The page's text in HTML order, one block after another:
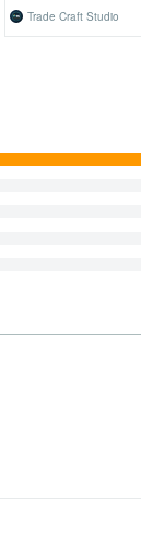
Trade Craft Studio